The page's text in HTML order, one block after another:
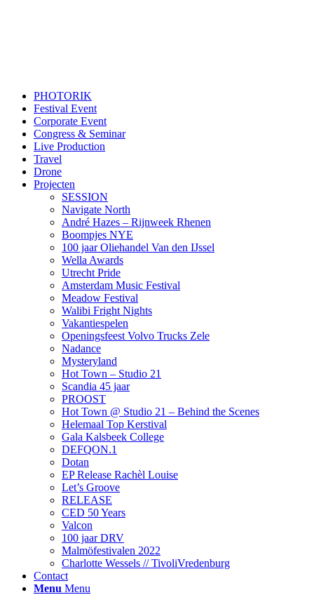
PHOTORIK
Festival Event
Corporate Event
Congress & Seminar
Live Production
Travel
Drone
Projecten
SESSION
Navigate North
André Hazes – Rijnweek Rhenen
Boompjes NYE
100 jaar Oliehandel Van den IJssel
Wella Awards
Utrecht Pride
Amsterdam Music Festival
Meadow Festival
Walibi Fright Nights
Vakantiespelen
Openingsfeest Volvo Trucks Zele
Nadance
Mysteryland
Hot Town – Studio 21
Scandia 45 jaar
PROOST
Hot Town @ Studio 21 – Behind the Scenes
Helemaal Top Kerstival
Gala Kalsbeek College
DEFQON.1
Dotan
EP Release Rachèl Louise
Let’s Groove
RELEASE
CED 50 Years
Valcon
100 jaar DRV
Malmöfestivalen 2022
Charlotte Wessels // TivoliVredenburg
Contact
Menu Menu